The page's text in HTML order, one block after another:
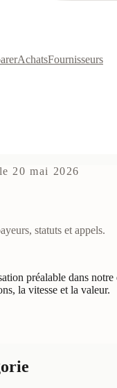
AchatsFournisseurs
20 mai 2026
statuts et appels.
préalable dans
la vitesse et la valeur.